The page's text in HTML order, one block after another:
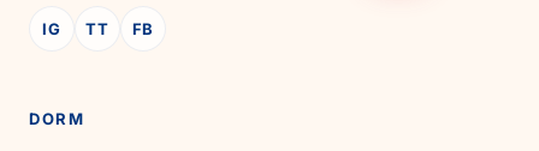
IG TT FB
DORM